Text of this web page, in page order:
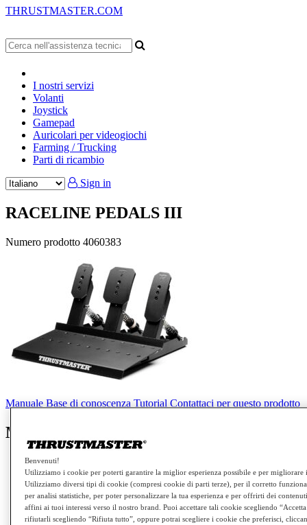
THRUSTMASTER.COM
I nostri servizi
Volanti
Joystick
Gamepad
Auricolari per videogiochi
Farming / Trucking
Parti di ricambio
Sign in
RACELINE PEDALS III
Numero prodotto 4060383
Manuale Base di conoscenza Tutorial Contattaci per questo prodotto
Manuale
Instruction Manual - RACELINE PEDALS III
Benvenuti!
Utilizziamo i cookie per poterti garantire la miglior esperienza possibile e per migliorare
Utilizziamo diversi tipi di cookie (compresi cookie di parti terze), per il corretto
per analisi statistiche, per poter personalizzare la tua esperienza e per offrirti dei
affini ai tuoi interessi verso il nostro brand. Puoi accettare tali cookie scegliendo
rifiutarli scegliendo “Rifiuta tutto”, oppure potrai scegliere i cookie che preferisci,